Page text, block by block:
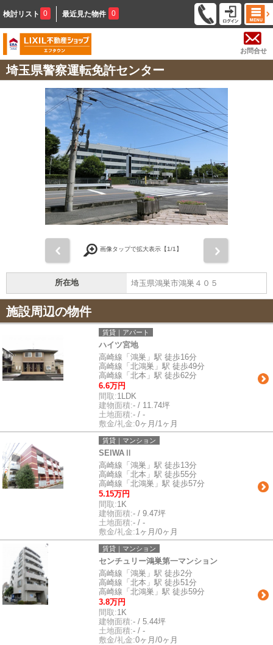
検討リスト 0 最近見た物件 0
お問合せ
埼玉県警察運転免許センター
画像タップで拡大表示【1/1】
所在地 埼玉県鴻巣市鴻巣４０５
施設周辺の物件
賃貸｜アパート
ハイツ宮地
高崎線「鴻巣」駅 徒歩16分
高崎線「北鴻巣」駅 徒歩49分
高崎線「北本」駅 徒歩62分
6.6万円
間取:1LDK
建物面積:- / 11.74坪
土地面積:- / -
敷金/礼金:0ヶ月/1ヶ月
賃貸｜マンション
SEIWAⅡ
高崎線「鴻巣」駅 徒歩13分
高崎線「北本」駅 徒歩55分
高崎線「北鴻巣」駅 徒歩57分
5.15万円
間取:1K
建物面積:- / 9.47坪
土地面積:- / -
敷金/礼金:1ヶ月/0ヶ月
賃貸｜マンション
センチュリー鴻巣第一マンション
高崎線「鴻巣」駅 徒歩2分
高崎線「北本」駅 徒歩51分
高崎線「北鴻巣」駅 徒歩59分
3.8万円
間取:1K
建物面積:- / 5.44坪
土地面積:- / -
敷金/礼金:0ヶ月/0ヶ月